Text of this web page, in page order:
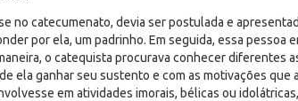
no catecumenato, devia ser postulada e
por ela, um padrinho. Em seguida, essa pessoa
o catequista procurava conhecer diferentes
ela ganhar seu sustento e com as motivações que
em atividades imorais, bélicas ou